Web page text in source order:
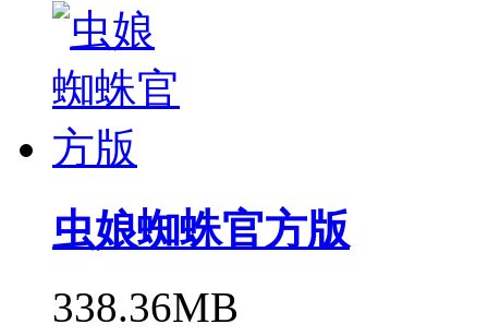
虫娘蜘蛛官方版
338.36MB